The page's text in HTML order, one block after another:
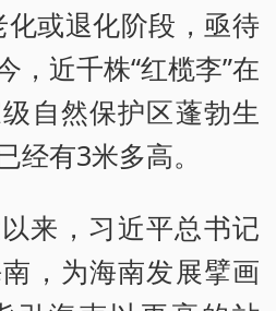
化或退化阶段，亟待
，近千株“红榄李”在
自然保护区蓬勃生
经有3米多高。
来，习近平总书记
，为海南发展擘画